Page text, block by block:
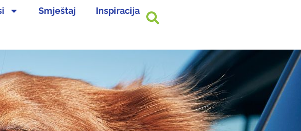
Smještaj Inspiracija